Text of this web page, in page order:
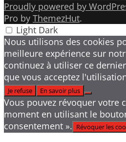
Proudly powered by
Pro by ThemezHut.
Light Dark
Nous utilisons des cookies
meilleure expérience sur
continuez à utiliser ce
que vous acceptez
Je refuse
En savoir plus
Vous pouvez révoquer votre
moment en utilisant le
consentement ». Révoquer les